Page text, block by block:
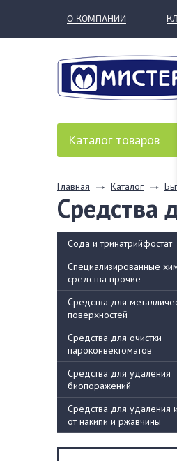
О КОМПАНИИ
Каталог товаров
Главная Каталог
Средства
Сода и тринатрийфостат
Специализированные
средства прочие
Средства для
поверхностей
Средства для очистки
пароконвектоматов
Средства для удаления
биопоражений
Средства для удаления
от накипи и ржавчины